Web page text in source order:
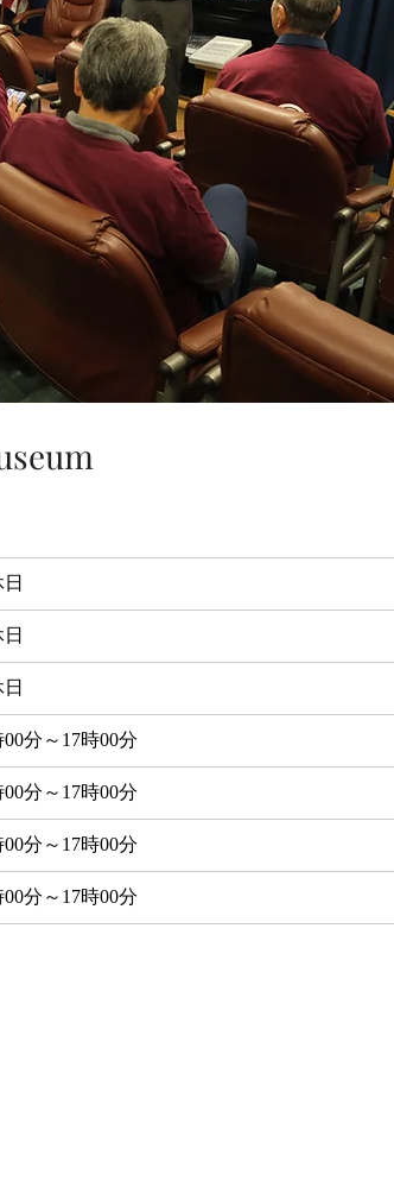
00分～17時00分
00分～17時00分
00分～17時00分
00分～17時00分